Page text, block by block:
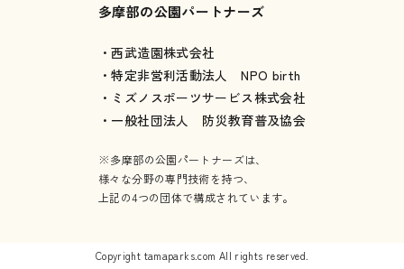
多摩部の公園パートナーズ
・西武造園株式会社
・特定非営利活動法人 NPO birth
・ミズノスポーツサービス株式会社
・一般社団法人 防災教育普及協会
※多摩部の公園パートナーズは、
様々な分野の専門技術を持つ、
上記の4つの団体で構成されています。
Copyright tamaparks.com All rights reserved.